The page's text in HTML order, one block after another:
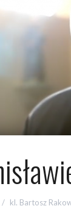
kl. Bartosz